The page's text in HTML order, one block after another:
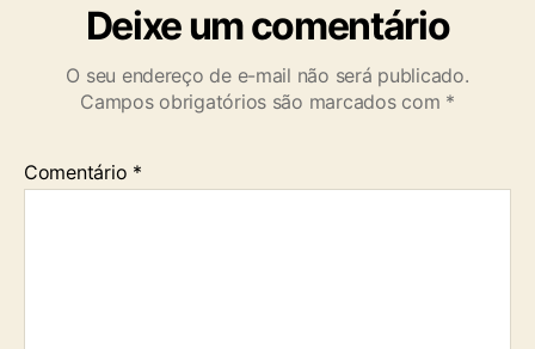
Deixe um comentário
O seu endereço de e-mail não será publicado.
Campos obrigatórios são marcados com *
Comentário *